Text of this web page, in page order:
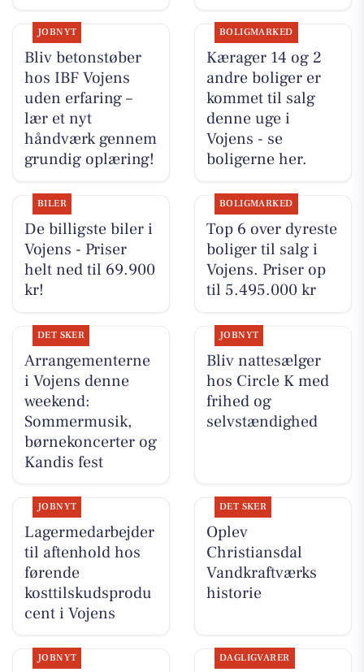
JOBNYT
Bliv betonstøber
hos IBF Vojens
uden erfaring –
lær et nyt
håndværk gennem
grundig oplæring!
BOLIGMARKED
Kærager 14 og 2
andre boliger er
kommet til salg
denne uge i
Vojens - se
boligerne her.
BILER
De billigste biler i
Vojens - Priser
helt ned til 69.900
kr!
BOLIGMARKED
Top 6 over dyreste
boliger til salg i
Vojens. Priser op
til 5.495.000 kr
DET SKER
Arrangementerne
i Vojens denne
weekend:
Sommermusik,
børnekoncerter og
Kandis fest
JOBNYT
Bliv nattesælger
hos Circle K med
frihed og
selvstændighed
JOBNYT
Lagermedarbejder
til aftenhold hos
førende
kosttilskudsprodu
cent i Vojens
DET SKER
Oplev
Christiansdal
Vandkraftværks
historie
JOBNYT DAGLIGVARER